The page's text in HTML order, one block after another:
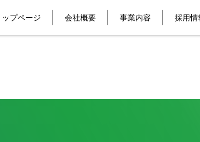
ップページ 会社概要 事業内容 採用情